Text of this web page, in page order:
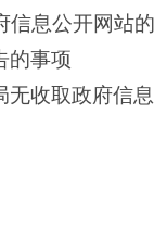
信息公开网站
的事项
无收取政府信